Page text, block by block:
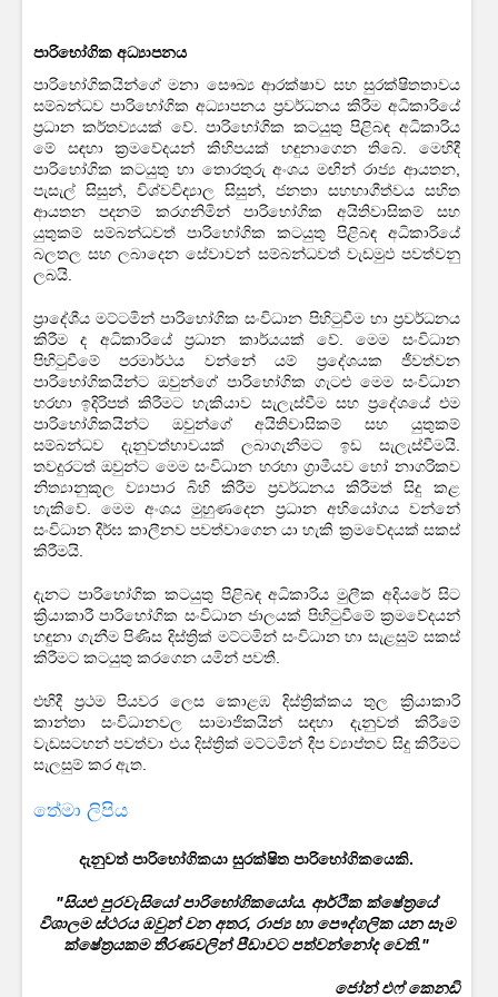
පාරිභෝගික අධ්‍යාපනය
පාරිභෝගිකයින්ගේ මනා සෞඛ්‍ය ආරක්ෂාව සහ සුරක්ෂිතතාවය
සම්බන්ධව පාරිභෝගික අධ්‍යාපනය ප්‍රවර්ධනය කිරීම අධිකාරියේ
ප්‍රධාන කර්තව්‍යයක් වේ. පාරිභෝගික කටයුතු පිළිබඳ අධිකාරිය
මේ සඳහා ක්‍රමවේදයන් කිහිපයක් හඳුනාගෙන තිබේ. මෙහිදී
පාරිභෝගික කටයුතු හා තොරතුරු අංශය මඟින් රාජ්‍ය ආයතන,
පැසැල් සිසුන්, විශ්වවිද්‍යාල සිසුන්, ජනතා සහභාගීත්වය සහිත
ආයතන පදනම් කරගනිමින් පාරිභෝගික අයිතිවාසිකම් සහ
යුතුකම් සම්බන්ධවත් පාරිභෝගික කටයුතු පිළිබඳ අධිකාරියේ
බලතල සහ ලබාදෙන සේවාවන් සම්බන්ධවත් වැඩමුඵ පවත්වනු
ලබයි.
ප්‍රාදේශීය මට්ටමින් පාරිභෝගික සංවිධාන පිහිටුවීම හා ප්‍රවර්ධනය
කිරීම ද අධිකාරියේ ප්‍රධාන කාර්යයක් වේ. මෙම සංවිධාන
පිහිටුවීමේ පරමාර්ථය වන්නේ යම් ප්‍රදේශයක ජීවත්වන
පාරිභෝගිකයින්ට ඔවුන්ගේ පාරිභෝගික ගැටළු මෙම සංවිධාන
හරහා ඉදිරිපත් කිරීමට හැකියාව සැලැස්වීම සහ ප්‍රදේශයේ එම
පාරිභෝගිකයින්ට ඔවුන්ගේ අයිතිවාසිකම් සහ යුතුකම්
සම්බන්ධව දැනුවත්භාවයක් ලබාගැනීමට ඉඩ සැලැස්වීමයි.
තවදුරටත් ඔවුන්ට මෙම සංවිධාන හරහා ග්‍රාමීයව හෝ නාගරිකව
නිත්‍යානුකූල ව්‍යාපාර බිහි කිරීම ප්‍රවර්ධනය කිරීමත් සිදු කළ
හැකිවේ. මෙම අංශය මුහුණදෙන ප්‍රධාන අභියෝගය වන්නේ
සංවිධාන දීර්ඝ කාලීනව පවත්වාගෙන යා හැකි ක්‍රමවේදයක් සකස්
කිරීමයි.
දැනට පාරිභෝගික කටයුතු පිළිබඳ අධිකාරිය මුලීක අදියරේ සිට
ක්‍රියාකාරී පාරිභෝගික සංවිධාන ජාලයක් පිහිටුවීමේ ක්‍රමවේදයන්
හඳුනා ගැනීම පිණිස දිස්ත්‍රික් මට්ටමින් සංවිධාන හා සැළසුම් සකස්
කිරීමට කටයුතු කරගෙන යමින් පවතී.
එහිදී ප්‍රථම පියවර ලෙස කොළඹ දිස්ත්‍රික්කය තුල ක්‍රියාකාරි
කාන්තා සංවිධානවල සාමාජිකයින් සඳහා දැනුවත් කිරීමේ
වැඩසටහන් පවත්වා එය දිස්ත්‍රික් මට්ටමින් දීප ව්‍යාප්තව සිදු කිරීමට
සැලසුම් කර ඇත.
තේමා ලිපිය
දැනුවත් පාරිභෝගිකයා සුරක්ෂිත පාරිභෝගිකයෙකි.
"සියළු පුරවැසියෝ පාරිභෝගිකයෝය. ආර්ථික ක්ෂේත්‍රයේ
විශාලම ස්ථරය ඔවුන් වන අතර, රාජ්‍ය හා පෞද්ගලික යන සෑම
ක්ෂේත්‍රයකම තීරණවලින් පීඩාවට පත්වන්නෝද වෙති."
ජෝන් එෆ් කෙනඩි